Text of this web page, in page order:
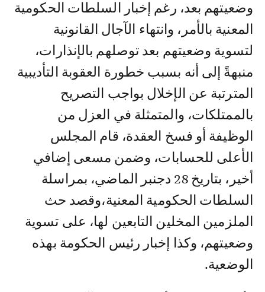
وضعيتهم بعد، رغم إخبار السلطات الحكومية
المعنية بالأمر، وانتهاء الآجال القانونية
لتسوية وضعيتهم بعد توصلهم بالإنذارات،
منبهةً إلى أنه بسبب خطورة العقوبة التأديبية
المترتبة عن الإخلال بواجب التصريح
بالممتلكات، والمتمثلة في العزل من
الوظيفة أو فسخ العقدة، قام المجلس
الأعلى للحسابات، وضمن مسعى إضافي
أخير، بتاريخ 28 دجنبر الماضي، بمراسلة
السلطات الحكومية المعنية،وقصد حث
الملزمين المخلين التابعين لها، على تسوية
وضعيتهم، وكذا إخبار رئيس الحكومة بهذه
الوضعية.